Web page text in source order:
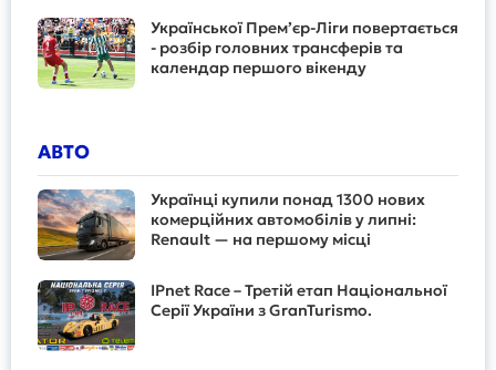
Української Прем’єр-Ліги повертається
- розбір головних трансферів та
календар першого вікенду
АВТО
Українці купили понад 1300 нових
комерційних автомобілів у липні:
Renault — на першому місці
IPnet Race – Третій етап Національної
Серії України з GranTurismo.